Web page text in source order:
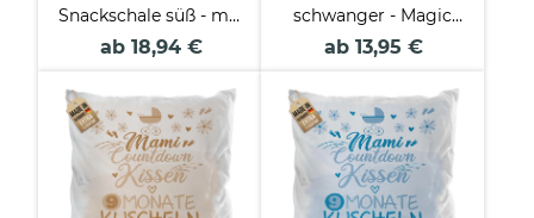
Snackschale süß - mit
Name - 500 ml
ab 18,94 €
schwanger - Magic
Mug
ab 13,95 €